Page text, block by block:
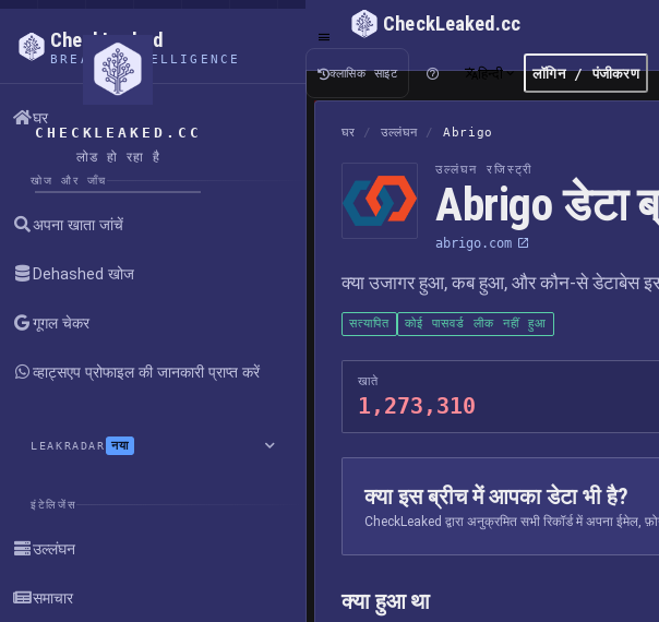
CHECKLEAKED.CC
लोड हो रहा है
CheckLeaked
BREACH INTELLIGENCE
घर
खोज और जाँच
अपना खाता जांचें
Dehashed खोज
गूगल चेकर
व्हाट्सएप प्रोफाइल की जानकारी प्राप्त करें
LEAKRADAR नया
इंटेलिजेंस
उल्लंघन
समाचार
CheckLeaked.cc
क्लासिक साइट हिन्दी लॉगिन / पंजीकरण
घर / उल्लंघन / Abrigo
उल्लंघन रजिस्ट्री
Abrigo डेटा
abrigo.com
क्या उजागर हुआ, कब हुआ, और कौन-से डेटाबेस
सत्यापित कोई पासवर्ड लीक नहीं हुआ
खाते
1,273,310
क्या इस ब्रीच में आपका डेटा भी है?
CheckLeaked द्वारा अनुक्रमित सभी रिकॉर्ड में अपना ईमेल,
क्या हुआ था